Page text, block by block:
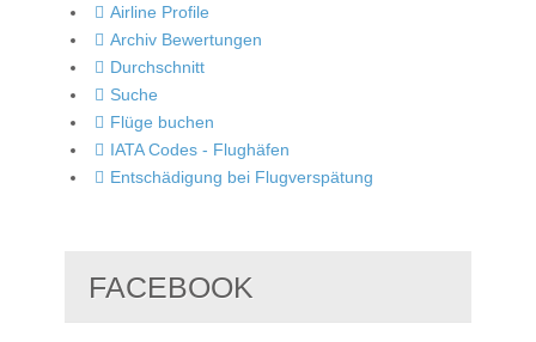
Airline Profile
Archiv Bewertungen
Durchschnitt
Suche
Flüge buchen
IATA Codes - Flughäfen
Entschädigung bei Flugverspätung
FACEBOOK